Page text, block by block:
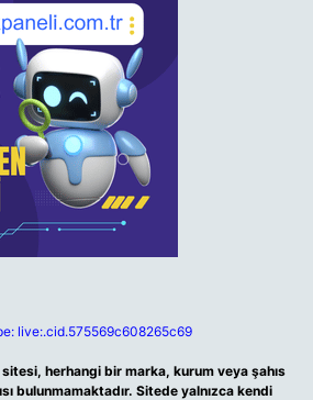
live:.cid.575569c608265c69
herhangi bir marka, kurum veya şahıs
bulunmamaktadır. Sitede yalnızca kendi